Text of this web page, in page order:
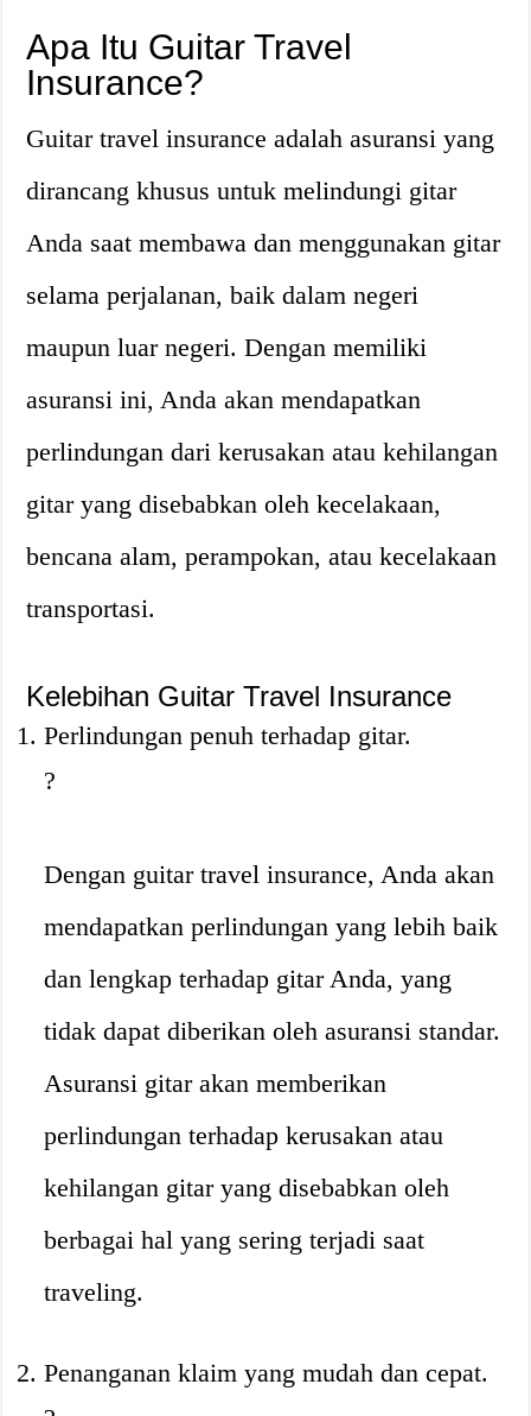
Apa Itu Guitar Travel
Insurance?
Guitar travel insurance adalah asuransi yang
dirancang khusus untuk melindungi gitar
Anda saat membawa dan menggunakan gitar
selama perjalanan, baik dalam negeri
maupun luar negeri. Dengan memiliki
asuransi ini, Anda akan mendapatkan
perlindungan dari kerusakan atau kehilangan
gitar yang disebabkan oleh kecelakaan,
bencana alam, perampokan, atau kecelakaan
transportasi.
Kelebihan Guitar Travel Insurance
Perlindungan penuh terhadap gitar.
?
Dengan guitar travel insurance, Anda akan
mendapatkan perlindungan yang lebih baik
dan lengkap terhadap gitar Anda, yang
tidak dapat diberikan oleh asuransi standar.
Asuransi gitar akan memberikan
perlindungan terhadap kerusakan atau
kehilangan gitar yang disebabkan oleh
berbagai hal yang sering terjadi saat
traveling.
Penanganan klaim yang mudah dan cepat.